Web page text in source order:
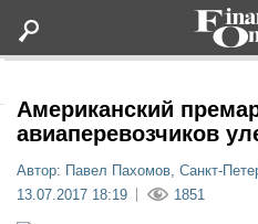
Статьи
Американский
авиаперевозчиков
Автор: Павел Пахомов, Санкт-
13.07.2017 18:19
1851